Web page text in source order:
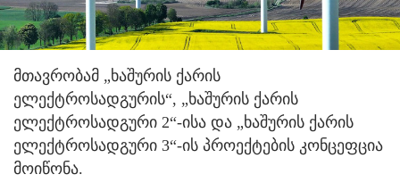
მთავრობამ „ხაშურის ქარის
ელექტროსადგურის“, „ხაშურის ქარის
ელექტროსადგური 2“-ისა და „ხაშურის ქარის
ელექტროსადგური 3“-ის პროექტების კონცეფცია
მოიწონა.